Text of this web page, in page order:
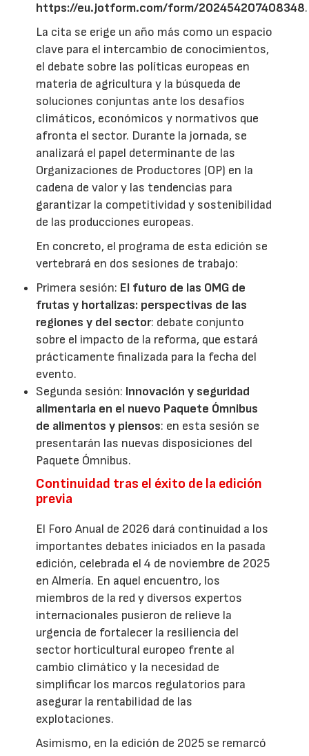
https://eu.jotform.com/form/202454207408348.
La cita se erige un año más como un espacio
clave para el intercambio de conocimientos,
el debate sobre las políticas europeas en
materia de agricultura y la búsqueda de
soluciones conjuntas ante los desafíos
climáticos, económicos y normativos que
afronta el sector. Durante la jornada, se
analizará el papel determinante de las
Organizaciones de Productores (OP) en la
cadena de valor y las tendencias para
garantizar la competitividad y sostenibilidad
de las producciones europeas.
En concreto, el programa de esta edición se
vertebrará en dos sesiones de trabajo:
Primera sesión: El futuro de las OMG de
frutas y hortalizas: perspectivas de las
regiones y del sector: debate conjunto
sobre el impacto de la reforma, que estará
prácticamente finalizada para la fecha del
evento.
Segunda sesión: Innovación y seguridad
alimentaria en el nuevo Paquete Ómnibus
de alimentos y piensos: en esta sesión se
presentarán las nuevas disposiciones del
Paquete Ómnibus.
Continuidad tras el éxito de la edición
previa
El Foro Anual de 2026 dará continuidad a los
importantes debates iniciados en la pasada
edición, celebrada el 4 de noviembre de 2025
en Almería. En aquel encuentro, los
miembros de la red y diversos expertos
internacionales pusieron de relieve la
urgencia de fortalecer la resiliencia del
sector horticultural europeo frente al
cambio climático y la necesidad de
simplificar los marcos regulatorios para
asegurar la rentabilidad de las
explotaciones.
Asimismo, en la edición de 2025 se remarcó